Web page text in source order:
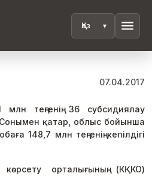
menu
07.04.2017
млн теңгенің 36 субсидиялау
қатар, облыс бойынша
148,7 млн теңгенің кепілдігі
көрсету орталығының (КҚКО)